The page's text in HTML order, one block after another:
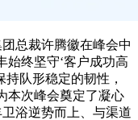
总裁许腾徽在峰会中
始终坚守‘客户成功高
队形稳定的韧性，
本次峰会奠定了凝心
浴逆势而上、与渠道